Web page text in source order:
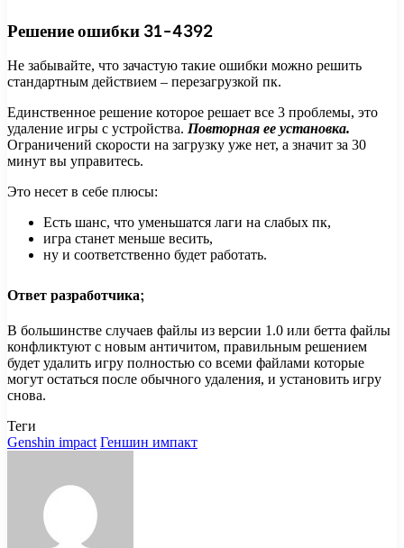
Решение ошибки 31-4392
Не забывайте, что зачастую такие ошибки можно решить
стандартным действием – перезагрузкой пк.
Единственное решение которое решает все 3 проблемы, это
удаление игры с устройства. Повторная ее установка.
Ограничений скорости на загрузку уже нет, а значит за 30
минут вы управитесь.
Это несет в себе плюсы:
Есть шанс, что уменьшатся лаги на слабых пк,
игра станет меньше весить,
ну и соответственно будет работать.
Ответ разработчика;
В большинстве случаев файлы из версии 1.0 или бетта файлы
конфликтуют с новым античитом, правильным решением
будет удалить игру полностью со всеми файлами которые
могут остаться после обычного удаления, и установить игру
снова.
Теги
Genshin impact Геншин импакт